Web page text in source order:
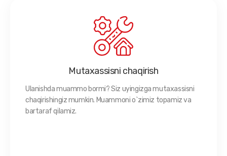
Mutaxassisni chaqirish
Ulanishda muammo bormi? Siz uyingizga mutaxassisni
chaqirishingiz mumkin. Muammoni o`zimiz topamiz va
bartaraf qilamiz.